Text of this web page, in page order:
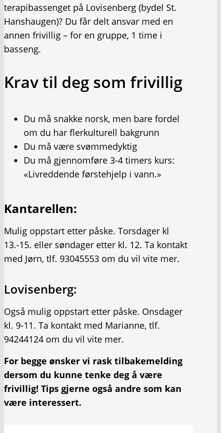
terapibassenget på Lovisenberg (bydel St.
Hanshaugen)? Du får delt ansvar med en
annen frivillig – for en gruppe, 1 time i
basseng.
Krav til deg som frivillig
Du må snakke norsk, men bare fordel
om du har flerkulturell bakgrunn
Du må være svømmedyktig
Du må gjennomføre 3-4 timers kurs:
«Livreddende førstehjelp i vann.»
Kantarellen:
Mulig oppstart etter påske. Torsdager kl
13.-15. eller søndager etter kl. 12. Ta kontakt
med Jørn, tlf. 93045553 om du vil vite mer.
Lovisenberg:
Også mulig oppstart etter påske. Onsdager
kl. 9-11. Ta kontakt med Marianne, tlf.
94244124 om du vil vite mer.
For begge ønsker vi rask tilbakemelding
dersom du kunne tenke deg å være
frivillig! Tips gjerne også andre som kan
være interessert.